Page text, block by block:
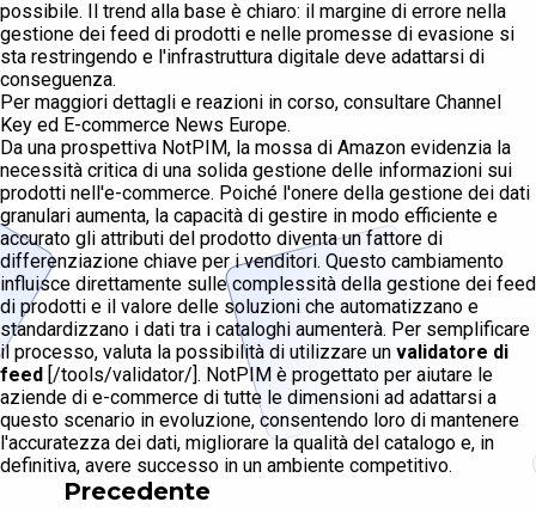
possibile. Il trend alla base è chiaro: il margine di errore nella
gestione dei feed di prodotti e nelle promesse di evasione si
sta restringendo e l'infrastruttura digitale deve adattarsi di
conseguenza.
Per maggiori dettagli e reazioni in corso, consultare Channel
Key ed E-commerce News Europe.
Da una prospettiva NotPIM, la mossa di Amazon evidenzia la
necessità critica di una solida gestione delle informazioni sui
prodotti nell'e-commerce. Poiché l'onere della gestione dei dati
granulari aumenta, la capacità di gestire in modo efficiente e
accurato gli attributi del prodotto diventa un fattore di
differenziazione chiave per i venditori. Questo cambiamento
influisce direttamente sulle complessità della gestione dei feed
di prodotti e il valore delle soluzioni che automatizzano e
standardizzano i dati tra i cataloghi aumenterà. Per semplificare
il processo, valuta la possibilità di utilizzare un validatore di
feed [/tools/validator/]. NotPIM è progettato per aiutare le
aziende di e-commerce di tutte le dimensioni ad adattarsi a
questo scenario in evoluzione, consentendo loro di mantenere
l'accuratezza dei dati, migliorare la qualità del catalogo e, in
definitiva, avere successo in un ambiente competitivo.
Precedente